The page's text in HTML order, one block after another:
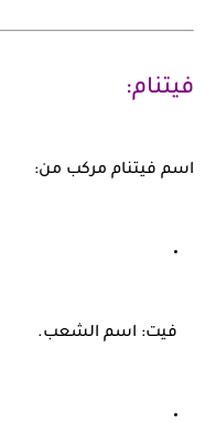
فيتنام:
اسم فيتنام مركب من:
فيت: اسم الشعب.